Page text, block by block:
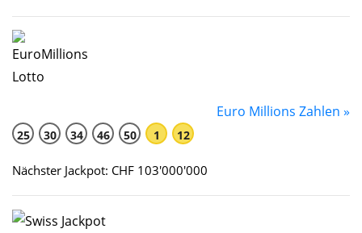
Euro Millions Zahlen »
25 30 34 46 50 1 12
Nächster Jackpot: CHF 103'000'000